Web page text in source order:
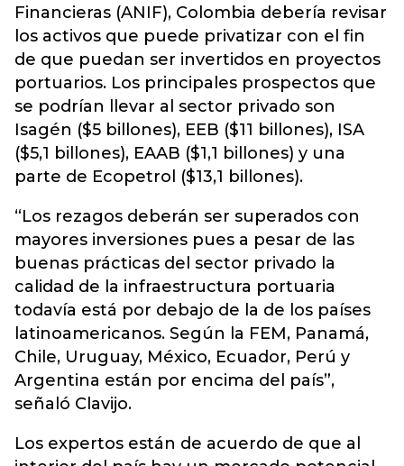
Financieras (ANIF), Colombia debería revisar
los activos que puede privatizar con el fin
de que puedan ser invertidos en proyectos
portuarios. Los principales prospectos que
se podrían llevar al sector privado son
Isagén ($5 billones), EEB ($11 billones), ISA
($5,1 billones), EAAB ($1,1 billones) y una
parte de Ecopetrol ($13,1 billones).
“Los rezagos deberán ser superados con
mayores inversiones pues a pesar de las
buenas prácticas del sector privado la
calidad de la infraestructura portuaria
todavía está por debajo de la de los países
latinoamericanos. Según la FEM, Panamá,
Chile, Uruguay, México, Ecuador, Perú y
Argentina están por encima del país”,
señaló Clavijo.
Los expertos están de acuerdo de que al